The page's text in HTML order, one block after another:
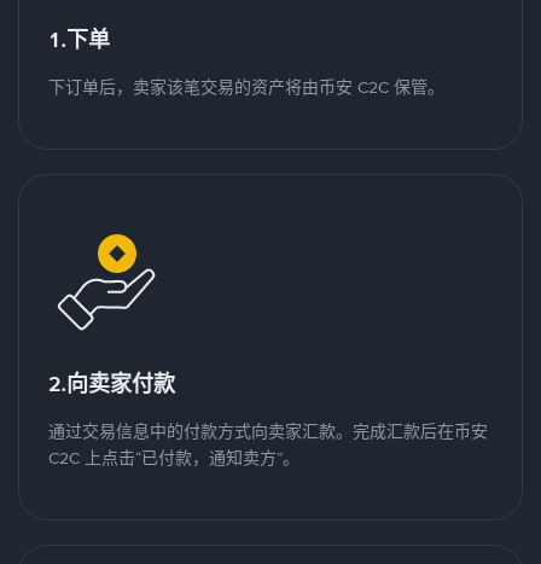
1.下单
下订单后，卖家该笔交易的资产将由币安 C2C 保管。
2.向卖家付款
通过交易信息中的付款方式向卖家汇款。完成汇款后在币安
C2C 上点击“已付款，通知卖方”。